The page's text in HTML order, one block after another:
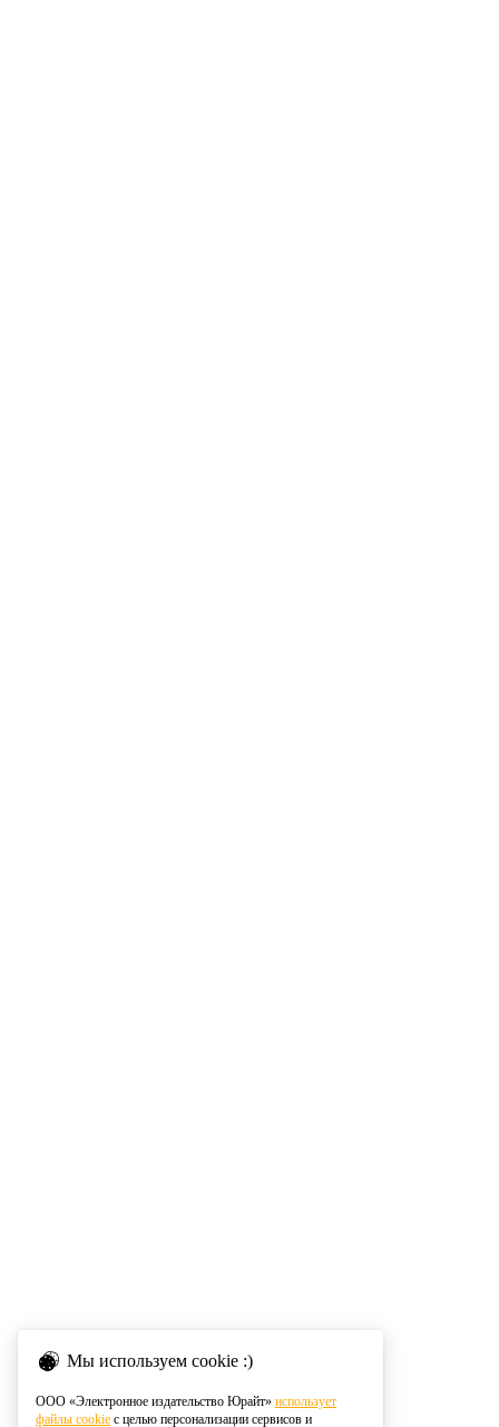
Мы используем cookie :)
ООО «Электронное издательство Юрайт» использует
файлы cookie с целью персонализации сервисов и